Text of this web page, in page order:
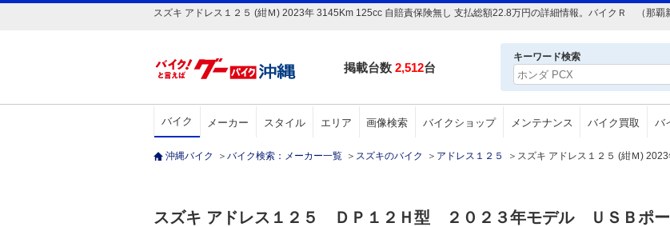
スズキ アドレス１２５ (紺Ｍ) 2023年 3145Km 125cc 自賠責保険無し 支払総額22.8万円の詳細情報。バイクＲ （那
掲載台数 2,512台
キーワード検索
バイク メーカー スタイル エリア 画像検索 バイクショップ メンテナンス バイク買取 バ
沖縄バイク ＞ バイク検索：メーカー一覧 ＞ スズキのバイク ＞ アドレス１２５ ＞ スズキ アドレス１２５ (紺Ｍ)
スズキ アドレス１２５ ＤＰ１２Ｈ型 ２０２３年モデル ＵＳＢポ